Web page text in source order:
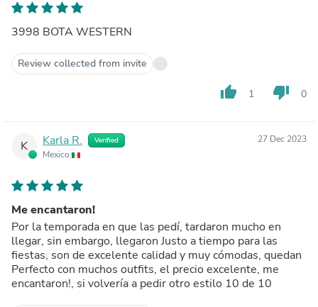
3998 BOTA WESTERN
Review collected from invite
thumb_up 1 thumb_down 0
K Karla R. Verified
Mexico
27 Dec 2023
Me encantaron!
Por la temporada en que las pedí, tardaron mucho en
llegar, sin embargo, llegaron Justo a tiempo para las
fiestas, son de excelente calidad y muy cómodas, quedan
Perfecto con muchos outfits, el precio excelente, me
encantaron!, si volvería a pedir otro estilo 10 de 10